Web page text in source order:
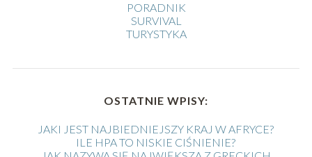
PORADNIK
SURVIVAL
TURYSTYKA
OSTATNIE WPISY:
JAKI JEST NAJBIEDNIEJSZY KRAJ W AFRYCE?
ILE HPA TO NISKIE CIŚNIENIE?